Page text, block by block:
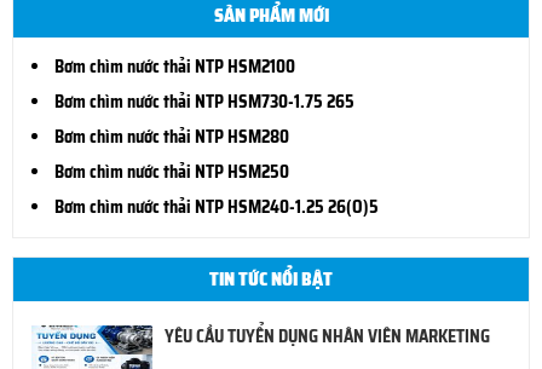
SẢN PHẨM MỚI
Bơm chìm nước thải NTP HSM2100
Bơm chìm nước thải NTP HSM730-1.75 265
Bơm chìm nước thải NTP HSM280
Bơm chìm nước thải NTP HSM250
Bơm chìm nước thải NTP HSM240-1.25 26(O)5
TIN TỨC NỔI BẬT
YÊU CẦU TUYỂN DỤNG NHÂN VIÊN MARKETING